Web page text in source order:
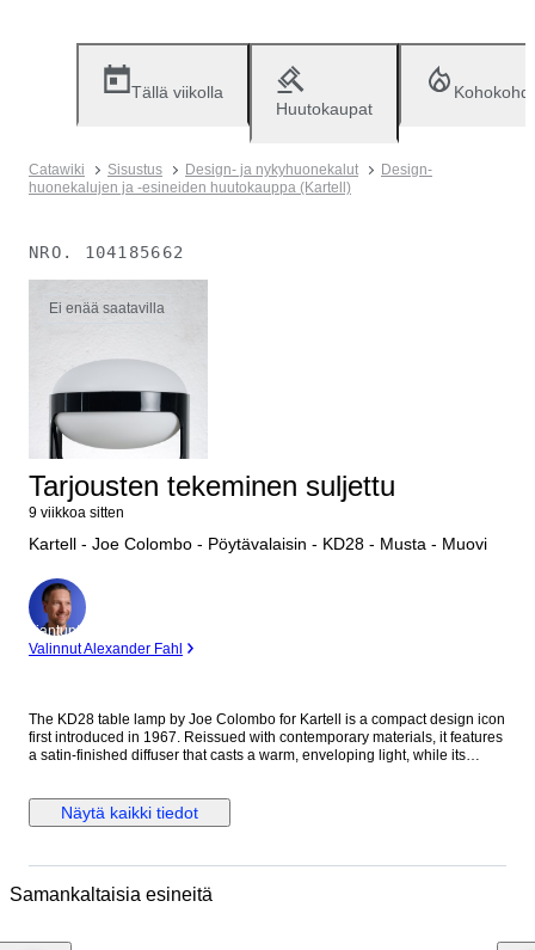
Tällä viikolla
Huutokaupat
Catawiki Sisustus Design- ja nykyhuonekalut
Design-
huonekalujen ja -esineiden huutokauppa (Kartell)
NRO. 104185662
Ei enää saatavilla
Tarjousten tekeminen suljettu
9 viikkoa sitten
Kartell - Joe Colombo - Pöytävalaisin - KD28 - Musta - Muovi
asiantuntija
Valinnut Alexander Fahl
The KD28 table lamp by Joe Colombo for Kartell is a compact design icon
first introduced in 1967. Reissued with contemporary materials, it features
a satin-finished diffuser that casts a warm, enveloping light, while its
thinking design adapted to modern living. Pack of 1 E14 5W light bulb
included. The lamp is brand new, directly supplied by Kartell. It comes
shipment with other Kartell lots from this auction is offered. We pack with
Näytä kaikki tiedot
Samankaltaisia esineitä